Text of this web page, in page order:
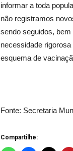
informar a toda
não registramos
sendo seguidos,
necessidade
esquema de
Fonte: Secretaria
Compartilhe: